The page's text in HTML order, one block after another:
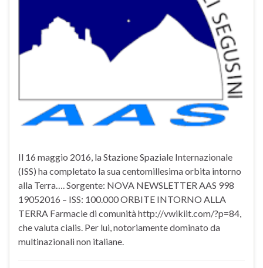
Il 16 maggio 2016, la Stazione Spaziale Internazionale
(ISS) ha completato la sua centomillesima orbita intorno
alla Terra…. Sorgente: NOVA NEWSLETTER AAS 998
19052016 – ISS: 100.000 ORBITE INTORNO ALLA
TERRA Farmacie di comunità http://vwikiit.com/?p=84,
che valuta cialis. Per lui, notoriamente dominato da
multinazionali non italiane.